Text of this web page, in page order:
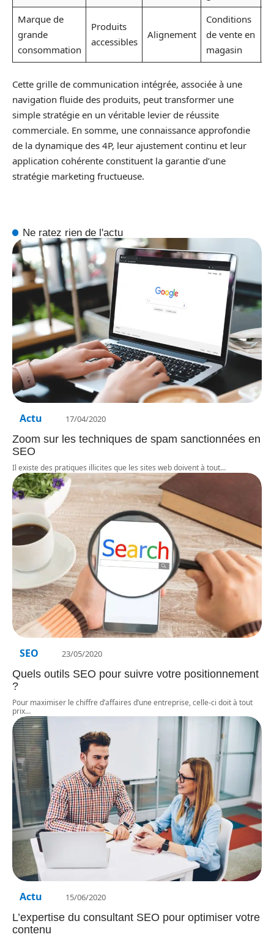
Marque de
grande
consommation
Produits
accessibles
Alignement
Conditions
de vente en
magasin
Cette grille de communication intégrée, associée à une
navigation fluide des produits, peut transformer une
simple stratégie en un véritable levier de réussite
commerciale. En somme, une connaissance approfondie
de la dynamique des 4P, leur ajustement continu et leur
application cohérente constituent la garantie d’une
stratégie marketing fructueuse.
Ne ratez rien de l'actu
Actu 17/04/2020
Zoom sur les techniques de spam sanctionnées en
SEO
Il existe des pratiques illicites que les sites web doivent à tout…
SEO 23/05/2020
Quels outils SEO pour suivre votre positionnement
?
Pour maximiser le chiffre d’affaires d’une entreprise, celle-ci doit à tout
prix…
Actu 15/06/2020
L’expertise du consultant SEO pour optimiser votre
contenu